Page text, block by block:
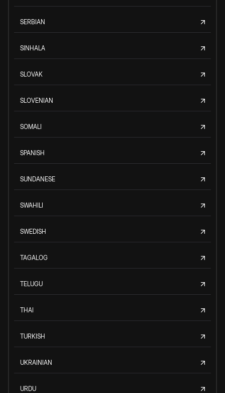
SERBIAN
SINHALA
SLOVAK
SLOVENIAN
SOMALI
SPANISH
SUNDANESE
SWAHILI
SWEDISH
TAGALOG
TELUGU
THAI
TURKISH
UKRAINIAN
URDU